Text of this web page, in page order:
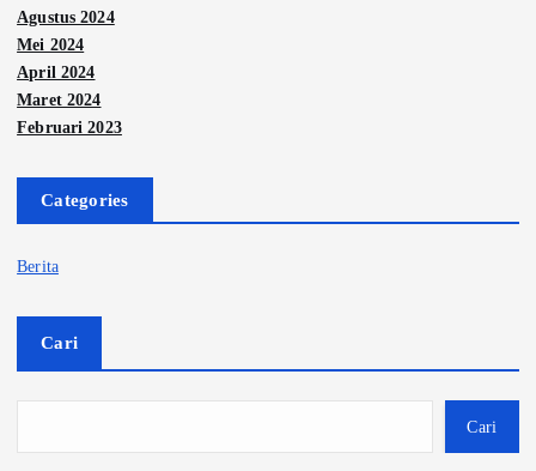
p
Agustus 2024
Mei 2024
April 2024
Maret 2024
Februari 2023
Categories
Berita
Cari
Cari